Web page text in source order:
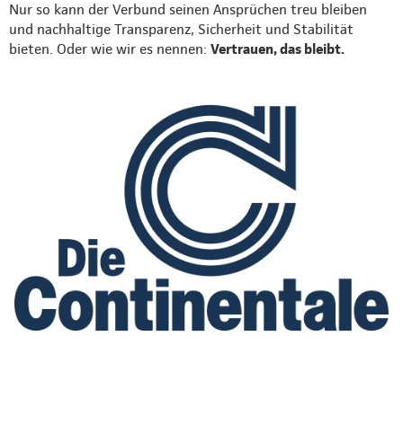
Nur so kann der Verbund seinen Ansprüchen treu bleiben
und nachhaltige Transparenz, Sicherheit und Stabilität
bieten. Oder wie wir es nennen: Vertrauen, das bleibt.